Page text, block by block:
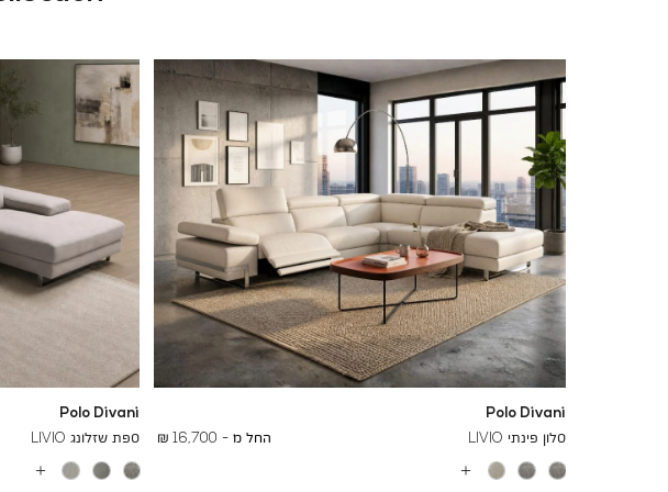
Polo Divani
סלון פינתי LIVIO
החל מ - 16,700 ₪ To
27,400 ₪
Polo Divani
ספת שזלונג LIVIO